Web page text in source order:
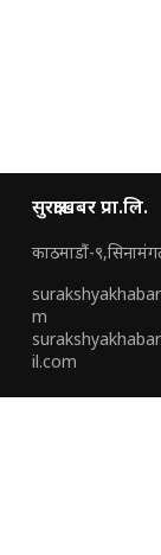
सुरक्षाखबर प्रा.लि.
काठमाडौं-
m
il.com